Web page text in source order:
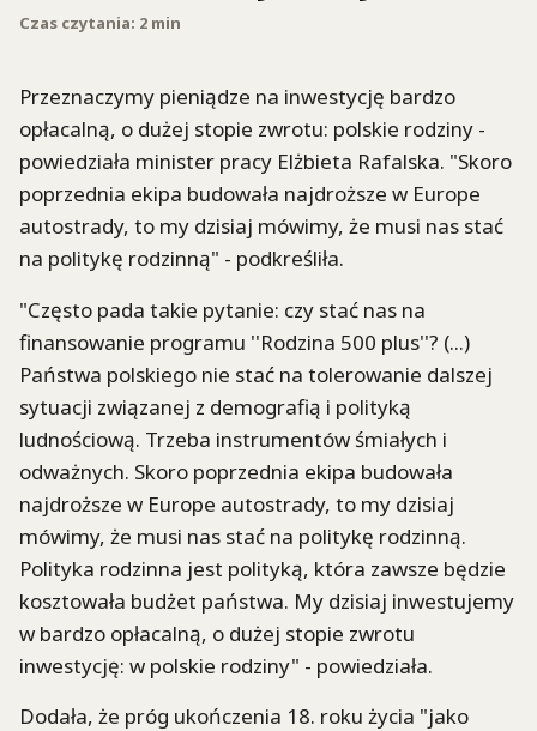
Czas czytania: 2 min
Przeznaczymy pieniądze na inwestycję bardzo
opłacalną, o dużej stopie zwrotu: polskie rodziny -
powiedziała minister pracy Elżbieta Rafalska. "Skoro
poprzednia ekipa budowała najdroższe w Europe
autostrady, to my dzisiaj mówimy, że musi nas stać
na politykę rodzinną" - podkreśliła.
"Często pada takie pytanie: czy stać nas na
finansowanie programu ''Rodzina 500 plus''? (...)
Państwa polskiego nie stać na tolerowanie dalszej
sytuacji związanej z demografią i polityką
ludnościową. Trzeba instrumentów śmiałych i
odważnych. Skoro poprzednia ekipa budowała
najdroższe w Europe autostrady, to my dzisiaj
mówimy, że musi nas stać na politykę rodzinną.
Polityka rodzinna jest polityką, która zawsze będzie
kosztowała budżet państwa. My dzisiaj inwestujemy
w bardzo opłacalną, o dużej stopie zwrotu
inwestycję: w polskie rodziny" - powiedziała.
Dodała, że próg ukończenia 18. roku życia "jako